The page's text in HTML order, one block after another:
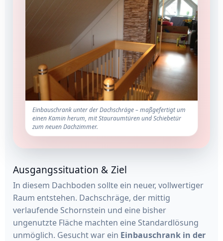
Einbauschrank unter der Dachschräge – maßgefertigt um
einen Kamin herum, mit Stauraumtüren und Schiebetür
zum neuen Dachzimmer.
Ausgangssituation & Ziel
In diesem Dachboden sollte ein neuer, vollwertiger
Raum entstehen. Dachschräge, der mittig
verlaufende Schornstein und eine bisher
ungenutzte Fläche machten eine Standardlösung
unmöglich. Gesucht war ein Einbauschrank in der